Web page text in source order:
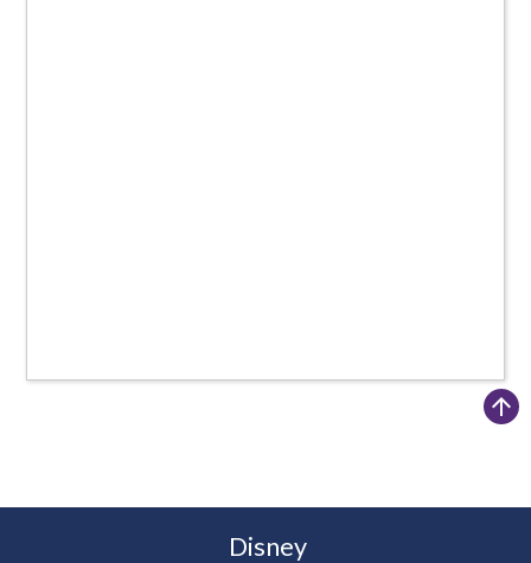
arrow_upward
Disney